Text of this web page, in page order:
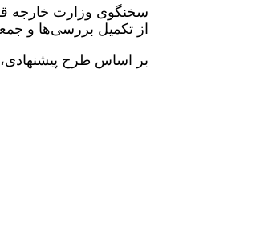
سخنگوی وزارت خارجه
از تکمیل بررسی‌ها و
بر اساس طرح